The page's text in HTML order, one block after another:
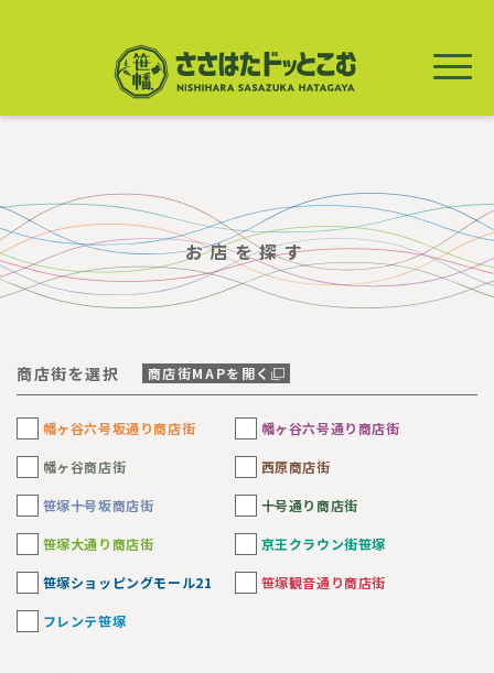
テ
動
お店を探す
商店街を選択 商店街MAPを開く
幡ヶ谷六号坂通り商店街 幡ヶ谷六号通り商店街
幡ヶ谷商店街 西原商店街
笹塚十号坂商店街 十号通り商店街
笹塚大通り商店街 京王クラウン街笹塚
笹塚ショッピングモール21 笹塚観音通り商店街
フレンテ笹塚